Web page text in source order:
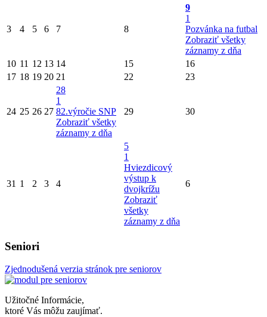
3 4 5 6 7 8
9
1
Pozvánka na futbal
Zobraziť všetky
záznamy z dňa
10 11 12 13 14 15
16
17 18 19 20 21 22 23
24 25 26 27
28
1
82.výročie SNP
Zobraziť všetky
záznamy z dňa
29 30
31 1 2 3 4
5
1
Hviezdicový
výstup k
dvojkrížu
Zobraziť
všetky
záznamy z dňa
6
Seniori
Zjednodušená verzia stránok pre seniorov
Užitočné Informácie,
ktoré Vás môžu zaujímať.